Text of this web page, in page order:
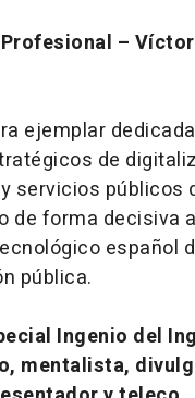
–
ejemplar
de
servicios públicos
de forma decisiva
español
pública.
Ingenio del
mentalista,